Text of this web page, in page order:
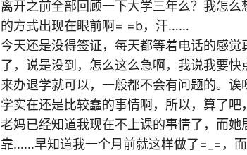
离开之前全部回顾一下大学三年么？我怎
的方式出现在眼前啊= =b，汗……
今天还是没得签证，每天都等着电话的感
了，说是没到，怎么这么急啊，我说我要
来办退学就可以，一般都不会有问题的。
学实在还是比较蠢的事情啊，所以，算了
老妈已经知道我现在不上课的事情了，而
靠……早知道我一个月前就这样做了=_=，